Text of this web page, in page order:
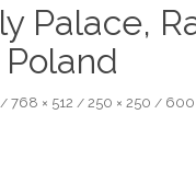
Palace,
/ 768 × 512 / 250 × 250 / 600